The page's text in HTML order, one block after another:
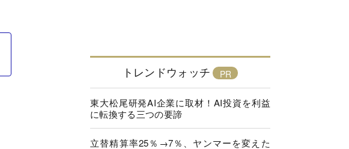
トレンドウォッチ
東大松尾研発AI企業に取材！AI投資を利益
に転換する三つの要諦
立替精算率25％→7％、ヤンマーを変えた